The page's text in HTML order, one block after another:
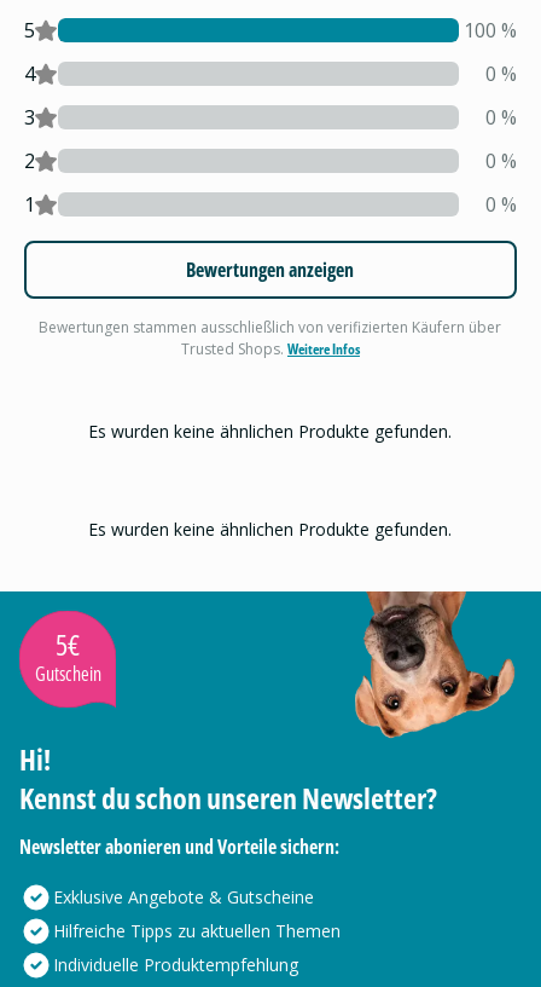
5 100 %
4
0 %
3
0 %
2
0 %
1
0 %
Bewertungen anzeigen
Bewertungen stammen ausschließlich von verifizierten Käufern über
Trusted Shops. Weitere Infos
Es wurden keine ähnlichen Produkte gefunden.
Es wurden keine ähnlichen Produkte gefunden.
5€
Gutschein
Hi!
Kennst du schon unseren Newsletter?
Newsletter abonieren und Vorteile sichern:
Exklusive Angebote & Gutscheine
Hilfreiche Tipps zu aktuellen Themen
Individuelle Produktempfehlung